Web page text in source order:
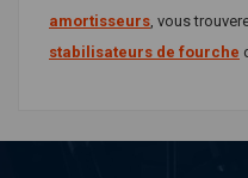
amortisseurs, vous
stabilisateurs de fourche